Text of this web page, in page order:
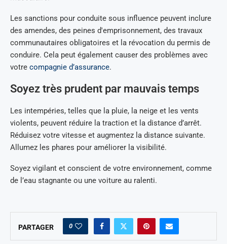
Les sanctions pour conduite sous influence peuvent inclure
des amendes, des peines d'emprisonnement, des travaux
communautaires obligatoires et la révocation du permis de
conduire. Cela peut également causer des problèmes avec
votre compagnie d’assurance.
Soyez très prudent par mauvais temps
Les intempéries, telles que la pluie, la neige et les vents
violents, peuvent réduire la traction et la distance d’arrêt.
Réduisez votre vitesse et augmentez la distance suivante.
Allumez les phares pour améliorer la visibilité.
Soyez vigilant et conscient de votre environnement, comme
de l’eau stagnante ou une voiture au ralenti.
PARTAGER 0